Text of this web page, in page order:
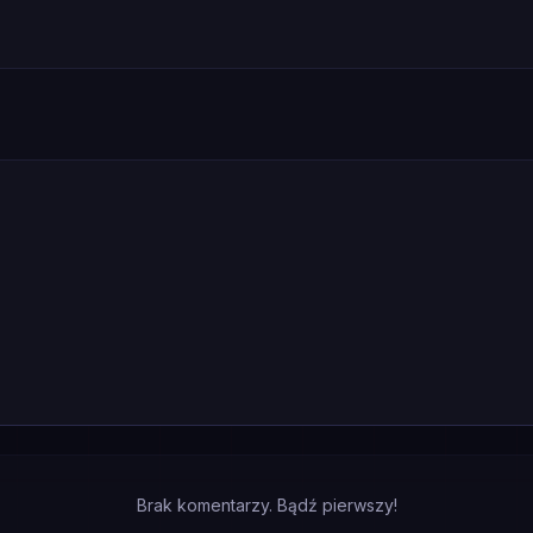
Brak komentarzy. Bądź pierwszy!